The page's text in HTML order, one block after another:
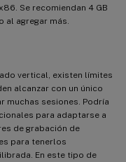
Se recomiendan 4 GB
al agregar más.
vertical, existen límites
alcanzar con un único
muchas sesiones. Podría
para adaptarse a
de grabación de
para tenerlos
En este tipo de